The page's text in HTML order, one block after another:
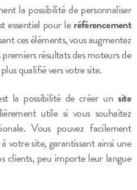
la possibilité de personnaliser
essentiel pour leréférencement
ces éléments, vous augmentez
résultats des moteurs de
qualifié vers votre site.
la possibilité de créer un site
utile si vous souhaitez
Vous pouvez facilement
votre site, garantissant ainsi une
clients, peu importe leur langue